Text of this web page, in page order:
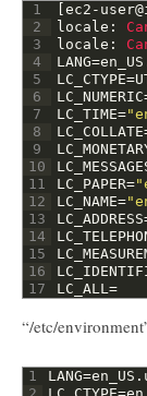
1
2
3
4
5
6
7
8
9
10
11
12
13
14
15
16
17
ec2 - user@
locale :
locale :
LANG=en_US
LC_CTYPE=
LC_NUMERIC
LC_TIME=
LC_COLLATE
LC_PAPER=
LC_NAME=
LC_ADDRESS
LC_ALL=
“/etc/
1
2
LANG=en_US .
LC_CTYPE=